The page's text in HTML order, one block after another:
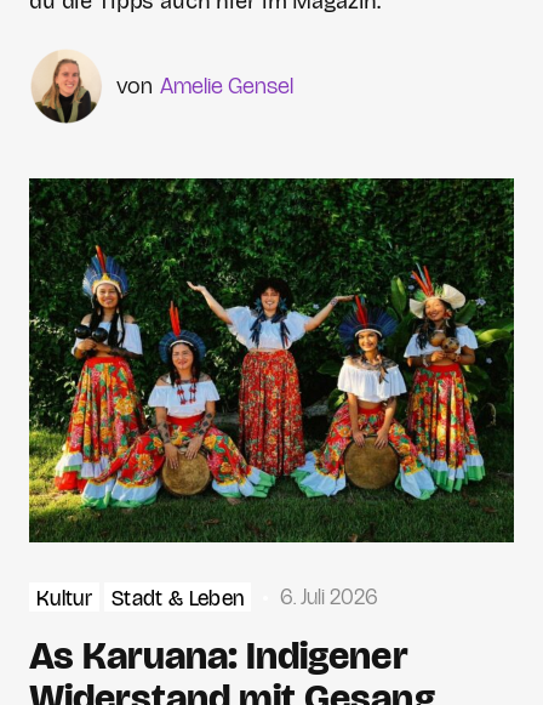
Amelie Gensel
Kultur Stadt & Leben 6. Juli 2026
As Karuana: Indigener